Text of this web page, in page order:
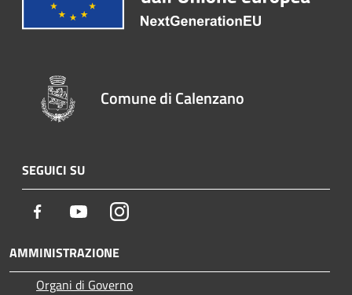
Comune di Calenzano
SEGUICI SU
Facebook YoutubeInstagram
AMMINISTRAZIONE
Organi di Governo